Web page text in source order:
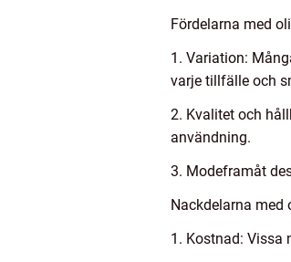
Fördelarna med
1. Variation:
varje tillfälle och
2. Kvalitet och
användning.
3. Modeframåt
Nackdelarna med
1. Kostnad: Vissa